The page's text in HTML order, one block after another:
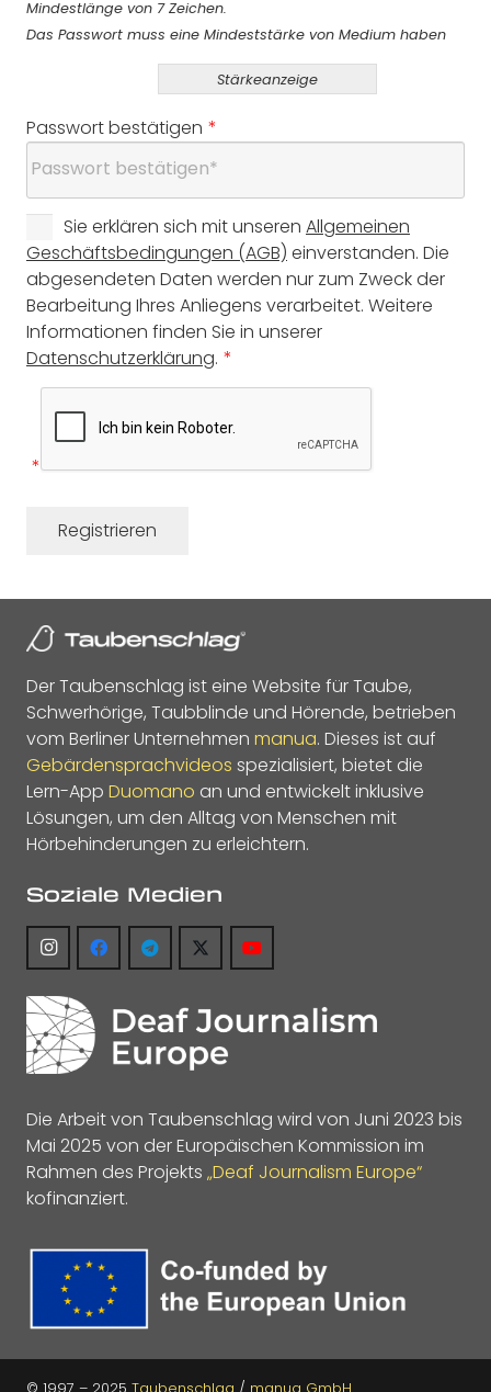
Mindestlänge von 7 Zeichen.
Das Passwort muss eine Mindeststärke von Medium haben
Stärkeanzeige
Passwort bestätigen *
Sie erklären sich mit unseren Allgemeinen
Geschäftsbedingungen (AGB) einverstanden. Die
abgesendeten Daten werden nur zum Zweck der
Bearbeitung Ihres Anliegens verarbeitet. Weitere
Informationen finden Sie in unserer
Datenschutzerklärung. *
*
Der Taubenschlag ist eine Website für Taube,
Schwerhörige, Taubblinde und Hörende, betrieben
vom Berliner Unternehmen manua. Dieses ist auf
Gebärdensprachvideos spezialisiert, bietet die
Lern-App Duomano an und entwickelt inklusive
Lösungen, um den Alltag von Menschen mit
Hörbehinderungen zu erleichtern.
Soziale Medien
Die Arbeit von Taubenschlag wird von Juni 2023 bis
Mai 2025 von der Europäischen Kommission im
Rahmen des Projekts „Deaf Journalism Europe“
kofinanziert.